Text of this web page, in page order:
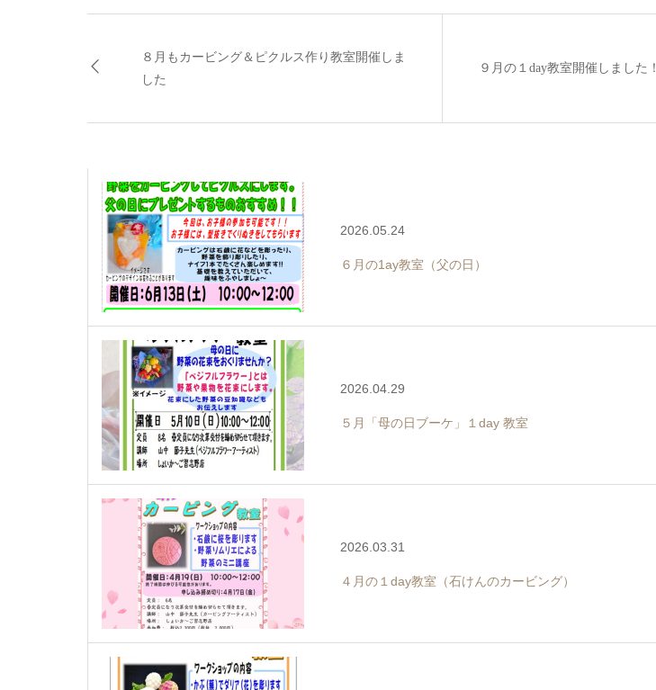
８月もカービング＆ピクルス作り教室開催しま
した
９月の１day教室開催しました！
2026.05.24
６月の1ay教室（父の日）
2026.04.29
５月「母の日ブーケ」１day 教室
2026.03.31
４月の１day教室（石けんのカービング）